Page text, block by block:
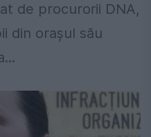
de procurorii DNA,
din orașul său